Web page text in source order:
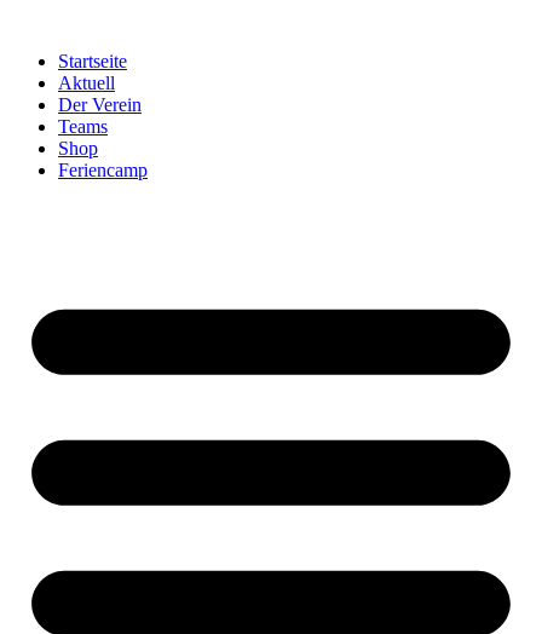
Startseite
Aktuell
Der Verein
Teams
Shop
Feriencamp